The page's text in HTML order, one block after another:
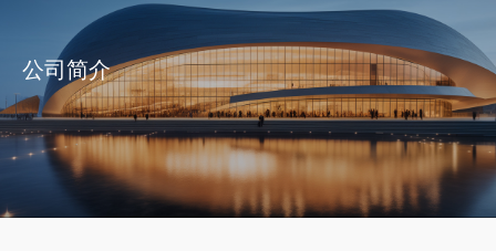
公司简介